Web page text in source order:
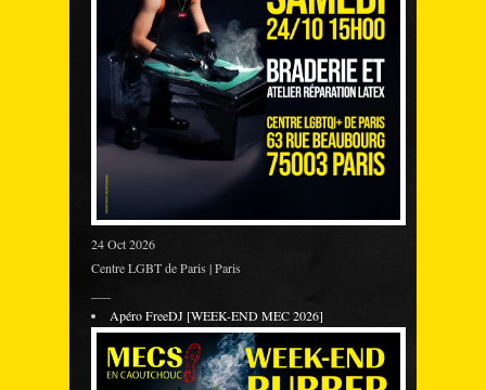
24 Oct 2026
Centre LGBT de Paris | Paris
Apéro FreeDJ [WEEK-END MEC 2026]